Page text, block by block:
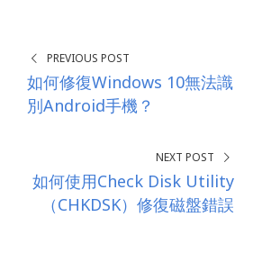
PREVIOUS POST
如何修復Windows 10無法識
別Android手機？
NEXT POST
如何使用Check Disk Utility
（CHKDSK）修復磁盤錯誤